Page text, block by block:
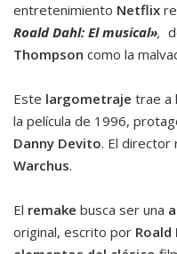
entretenimiento Netflix
Roald Dahl: El musical»,
Thompson como la
Este largometraje trae a
la película de 1996,
Danny Devito. El director
Warchus.
El remake busca ser una
original, escrito por Roald